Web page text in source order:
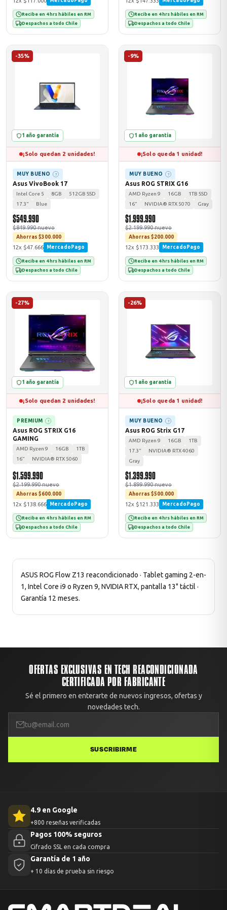
Recibe en 4 hrs hábiles en RM
Despachos a todo Chile
Recibe en 4 hrs hábiles en RM
Despachos a todo Chile
-35%
1 año garantía
¡Solo quedan 2 unidades!
MUY BUENO ?
Asus VivoBook 17
Intel Core 5 8GB
512GB SSD
17.3"
Blue
$549.990
$849.990 nuevo
Ahorras $300.000
12x $47.666 MercadoPago
Recibe en 4 hrs hábiles en RM
Despachos a todo Chile
-9%
1 año garantía
¡Solo queda 1 unidad!
MUY BUENO ?
Asus ROG STRIX G16
AMD Ryzen 9 16GB
1TB SSD
16"
NVIDIA® RTX 5070 Gray
$1.999.990
$2.199.990 nuevo
Ahorras $200.000
12x $173.333 MercadoPago
Recibe en 4 hrs hábiles en RM
Despachos a todo Chile
-27%
1 año garantía
¡Solo quedan 2 unidades!
PREMIUM ?
Asus ROG STRIX G16
GAMING
AMD Ryzen 9 16GB
1TB
16"
NVIDIA® RTX 5060
$1.599.990
$2.199.990 nuevo
Ahorras $600.000
12x $138.666 MercadoPago
Recibe en 4 hrs hábiles en RM
Despachos a todo Chile
-26%
1 año garantía
¡Solo queda 1 unidad!
MUY BUENO ?
Asus ROG Strix G17
AMD Ryzen 9 16GB
1TB
17.3"
NVIDIA® RTX 4060
Gray
$1.399.990
$1.899.990 nuevo
Ahorras $500.000
12x $121.333 MercadoPago
Recibe en 4 hrs hábiles en RM
Despachos a todo Chile
ASUS ROG Flow Z13 reacondicionado · Tablet gaming 2-en-
1, Intel Core i9 o Ryzen 9, NVIDIA RTX, pantalla 13" táctil ·
Garantía 12 meses.
OFERTAS EXCLUSIVAS EN TECH REACONDICIONADA
CERTIFICADA POR FABRICANTE
Sé el primero en enterarte de nuevos ingresos, ofertas y
novedades tech.
SUSCRIBIRME
4.9 en Google
+800 reseñas verificadas
Pagos 100% seguros
Cifrado SSL en cada compra
Garantía de 1 año
+ 10 días de prueba sin riesgo